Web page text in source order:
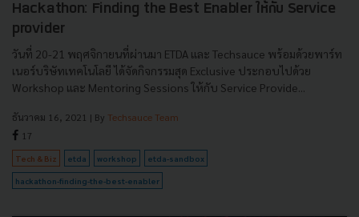
Hackathon: Finding the Best Enabler ให้กับ Service
provider
วันที่ 20-21 พฤศจิกายนที่ผ่านมา ETDA และ Techsauce พร้อมด้วยพาร์ท
เนอร์บริษัทเทคโนโลยี ได้จัดกิจกรรมสุด Exclusive ประกอบไปด้วย
Workshop และ Mentoring Sessions ให้กับ Service Provide...
ธันวาคม 16, 2021 | By Techsauce Team
17
Tech & Biz etda workshop etda-sandbox
hackathon-finding-the-best-enabler